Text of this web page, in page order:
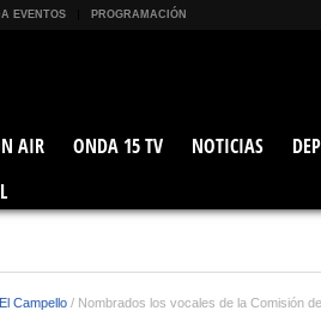
EVENTOS PROGRAMACIÓN
AIR ONDA 15 TV NOTICIAS
El Campello / Nombrados los vocales de la Comisión